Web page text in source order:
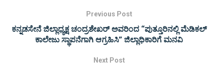
Previous Post
ಕನ್ನಡಸೇನೆ ಜಿಲ್ಲಾಧ್ಯಕ್ಷ ಚಂದ್ರಶೇಖರ್ ಅವರಿಂದ “ಪುತ್ತೂರಿನಲ್ಲಿ ಮೆಡಿಕಲ್
ಕಾಲೇಜು ಸ್ಥಾಪನೆಗಾಗಿ ಆಗ್ರಹಿಸಿ” ಜಿಲ್ಲಾಧಿಕಾರಿಗೆ ಮನವಿ
Next Post